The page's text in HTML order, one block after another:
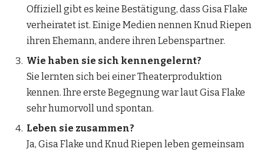
Offiziell gibt es keine Bestätigung, dass Gisa Flake
verheiratet ist. Einige Medien nennen Knud Riepen
ihren Ehemann, andere ihren Lebenspartner.
Wie haben sie sich kennengelernt?
Sie lernten sich bei einer Theaterproduktion
kennen. Ihre erste Begegnung war laut Gisa Flake
sehr humorvoll und spontan.
Leben sie zusammen?
Ja, Gisa Flake und Knud Riepen leben gemeinsam